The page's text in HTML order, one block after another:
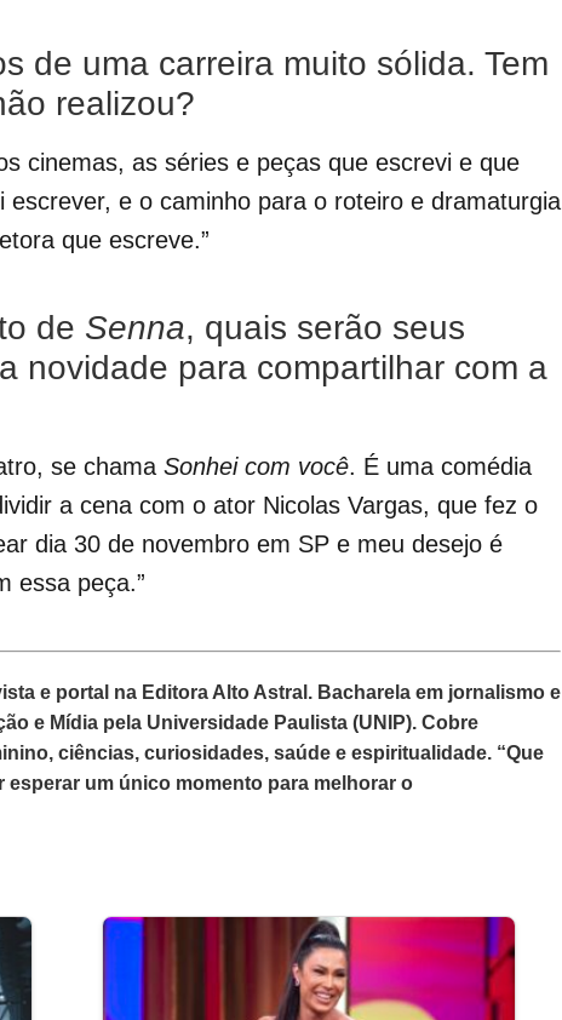
de uma carreira muito sólida. Tem
realizou?
cinemas, as séries e peças que escrevi e que
e o caminho para o roteiro e dramaturgia
que escreve.”
de Senna, quais serão seus
novidade para compartilhar com a
se chama Sonhei com você. É uma comédia
a cena com o ator Nicolas Vargas, que fez o
dia 30 de novembro em SP e meu desejo é
essa peça.”
e portal na Editora Alto Astral. Bacharela em jornalismo e
e Mídia pela Universidade Paulista (UNIP). Cobre
ciências, curiosidades, saúde e espiritualidade. “Que
esperar um único momento para melhorar o